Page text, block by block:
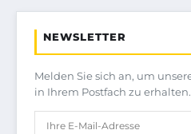
NEWSLETTER
Melden Sie sich an, um
in Ihrem Postfach zu erhalten.